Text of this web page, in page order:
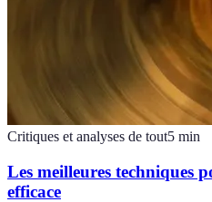
Critiques et analyses de tout5 min
Les meilleures techniques
efficace